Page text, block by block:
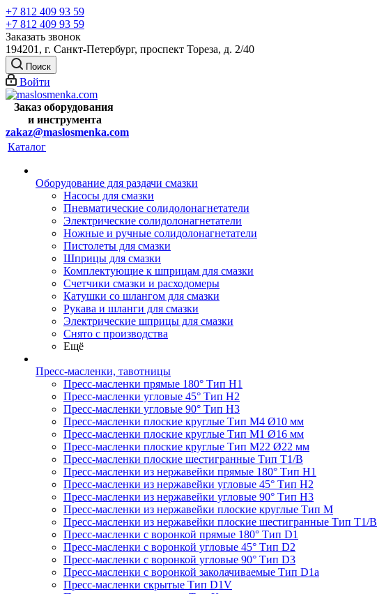
+7 812 409 93 59
+7 812 409 93 59
Заказать звонок
194201, г. Санкт-Петербург, проспект Тореза, д. 2/40
Поиск
Войти
Заказ оборудования
и инструмента
zakaz@maslosmenka.com
Каталог
Оборудование для раздачи смазки
Насосы для смазки
Пневматические солидолонагнетатели
Электрические солидолонагнетатели
Ножные и ручные солидолонагнетатели
Пистолеты для смазки
Шприцы для смазки
Комплектующие к шприцам для смазки
Счетчики смазки и расходомеры
Катушки со шлангом для смазки
Рукава и шланги для смазки
Электрические шприцы для смазки
Снято с производства
Ещё
Пресс-масленки, тавотницы
Пресс-масленки прямые 180° Тип H1
Пресс-масленки угловые 45° Тип H2
Пресс-масленки угловые 90° Тип H3
Пресс-масленки плоские круглые Тип M4 Ø10 мм
Пресс-масленки плоские круглые Тип M1 Ø16 мм
Пресс-масленки плоские круглые Тип M22 Ø22 мм
Пресс-масленки плоские шестигранные Тип T1/B
Пресс-масленки из нержавейки прямые 180° Тип H1
Пресс-масленки из нержавейки угловые 45° Тип H2
Пресс-масленки из нержавейки угловые 90° Тип H3
Пресс-масленки из нержавейки плоские круглые Тип M
Пресс-масленки из нержавейки плоские шестигранные Тип T1/B
Пресс-масленки с воронкой прямые 180° Тип D1
Пресс-масленки с воронкой угловые 45° Тип D2
Пресс-масленки с воронкой угловые 90° Тип D3
Пресс-масленки с воронкой заколачиваемые Тип D1a
Пресс-масленки скрытые Тип D1V